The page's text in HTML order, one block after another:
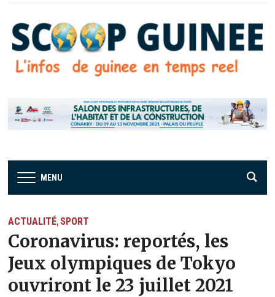
MENU
ACTUALITÉ, SPORT
Coronavirus: reportés, les
Jeux olympiques de Tokyo
ouvriront le 23 juillet 2021